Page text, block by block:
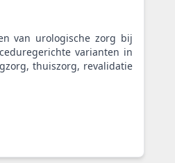
van urologische zorg bij
varianten in
thuiszorg, revalidatie